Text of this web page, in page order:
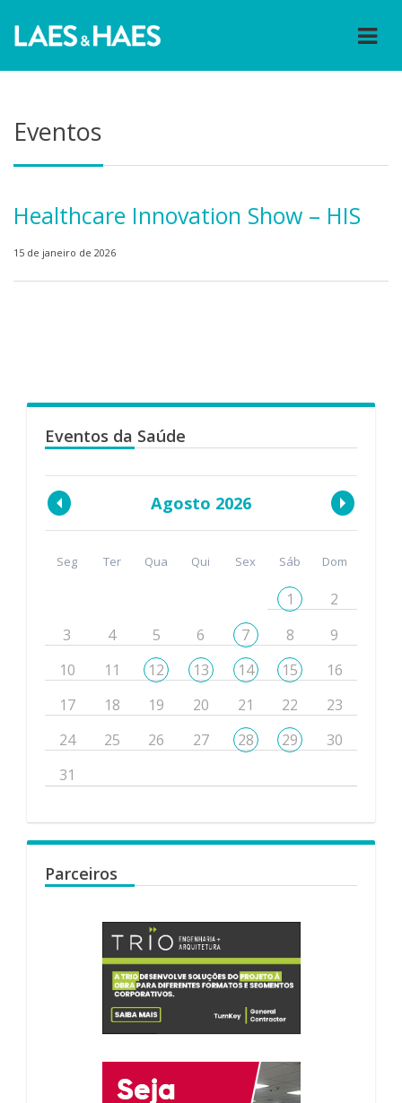
Eventos
Healthcare Innovation Show – HIS
15 de janeiro de 2026
Eventos da Saúde
Agosto 2026
Seg Ter Qua Qui Sex Sáb Dom
1
2
3
4 5 6 7 8
9
10
11 12 13 14 15
16
17
18 19 20 21 22
23
24
25 26 27 28 29
30
31
Parceiros